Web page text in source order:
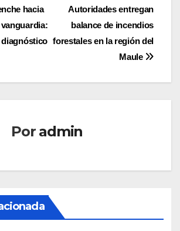
Autoridades entregan
balance de incendios
forestales en la región del
Maule
hacia
diagnóstico
Por admin